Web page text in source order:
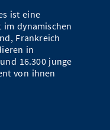
ist eine
im dynamischen
Frankreich
in
16.300 junge
von ihnen